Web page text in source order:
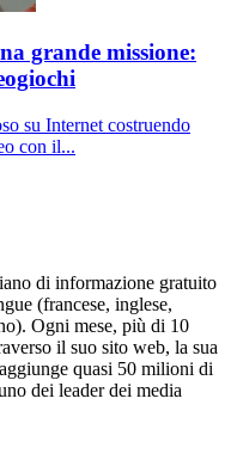
grande missione:
su Internet costruendo
con il...
di informazione gratuito
(francese, inglese,
Ogni mese, più di 10
il suo sito web, la sua
quasi 50 milioni di
dei leader dei media